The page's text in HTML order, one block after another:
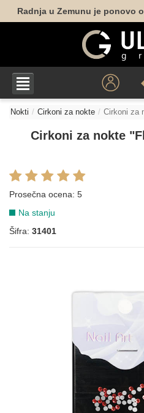
Radnja u Zemunu je ponovo
Nokti Cirkoni za nokte Cirkoni za
Cirkoni za nokte
Prosečna ocena: 5
Na stanju
Šifra: 31401